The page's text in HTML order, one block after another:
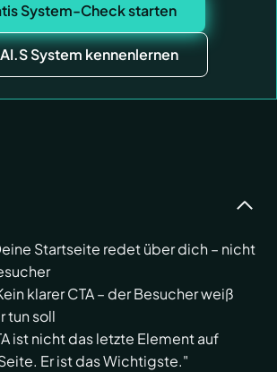
System-Check starten
System kennenlernen
Startseite redet über dich – nicht
klarer CTA – der Besucher weiß
tun soll
ist nicht das letzte Element auf
Er ist das Wichtigste."